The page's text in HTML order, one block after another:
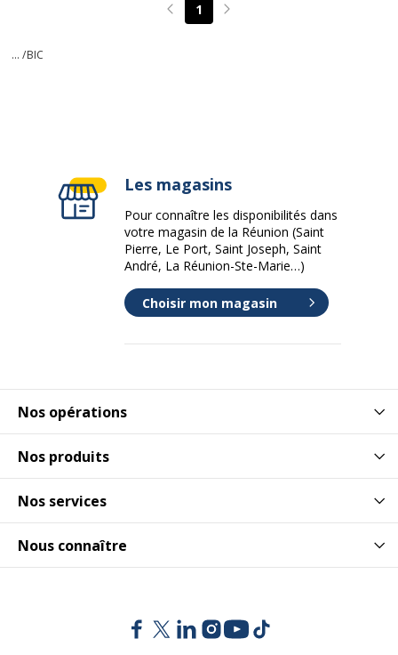
Page précédente
1 Page suivante
... /BIC
Nos opérations
Nos produits
Nos services
Nous connaître
Les magasins
Pour connaître les disponibilités dans
votre magasin de la Réunion (Saint
Pierre, Le Port, Saint Joseph, Saint
André, La Réunion-Ste-Marie…)
Choisir mon magasin